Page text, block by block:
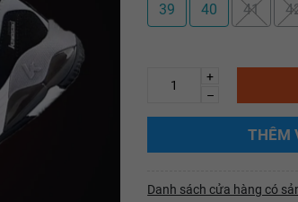
39 40 41
+
–
THÊM
Danh sách cửa hàng có